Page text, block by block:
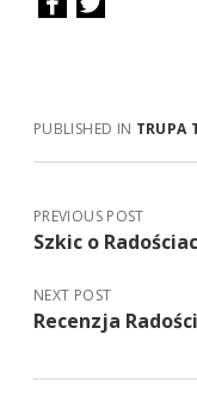
PUBLISHED IN TRUPA
PREVIOUS POST
Szkic o
NEXT POST
Recenzja